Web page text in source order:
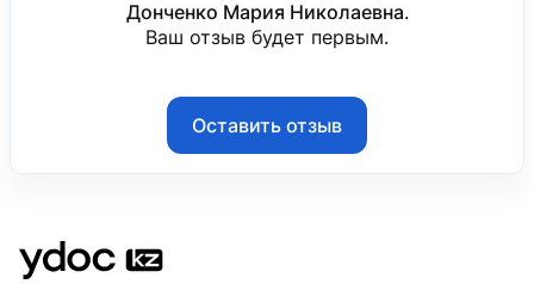
Донченко Мария Николаевна.
Ваш отзыв будет первым.
Оставить отзыв